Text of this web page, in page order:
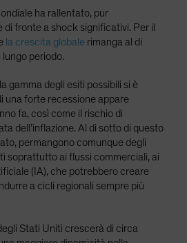
ha rallentato, pur
fronte a shock significativi. Per il
la crescita globale rimanga al di
periodo.
gamma degli esiti possibili si è
una forte recessione appare
fa, così come il rischio di
dell’inflazione. Al di sotto di questo
permangono comunque degli
soprattutto ai flussi commerciali, ai
(IA), che potrebbero creare
a cicli regionali sempre più
Stati Uniti crescerà di circa